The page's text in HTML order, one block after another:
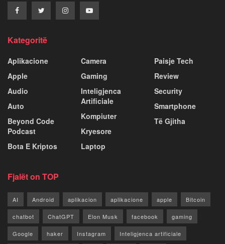
Kategoritë
Aplikacione
Apple
Audio
Auto
Beyond Code
Podcast
Bota E Kriptos
Camera
Gaming
Inteligjenca
Artificiale
Kompiuter
Kryesore
Laptop
Paisje Tech
Review
Security
Smartphone
Të Gjitha
Fjalët on TOP
AI Android aplikacion aplikacione apple Bitcoin
chatbot ChatGPT Elon Musk facebook gaming
Google haker Instagram Inteligjenca artificiale